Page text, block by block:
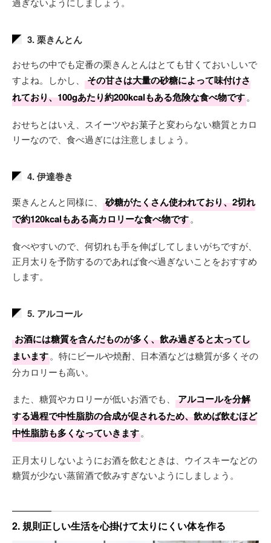
3. 栗きんとん
おせちの中でも定番の栗きんとんはとても甘くておいしいで
すよね。しかし、
その甘さは大量の砂糖によって味付けさ
れており、100gあたり約200kcalもある危険な食べ物です。
おせちとはいえ、スイーツやお菓子と変わらない糖質とカロ
リーなので、食べ過ぎには注意しましょう。
4. 伊達巻き
栗きんとんと同様に、
砂糖がたくさん使われており、2切れ
で約120kcalもある高カロリーな食べ物です。
食べやすいので、何切れも手を伸ばしてしまいがちですが、
正月太りを予防するのであれば食べ過ぎないことをおすすめ
します。
5. アルコール
お酒には糖質を含んだものが多く、飲み過ぎると太ってし
まいます。特にビールや焼酎、日本酒などは糖質が多くその
分カロリーも高い。
また、糖質やカロリーが低いお酒でも、
アルコールを分解
する過程で中性脂肪の合成が促されるため、飲めば飲むほど
中性脂肪も多くなっていきます。
正月太りしないようにお酒を飲むときは、ウイスキーなどの
糖質が少ない蒸留酒で飲みすぎないようにしましょう。
2. 規則正しい生活を心掛けて太りにくい体を作る